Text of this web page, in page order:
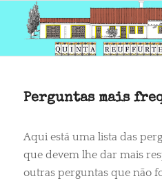
Perguntas mais
Aqui está uma lista das
que devem lhe dar mais
outras perguntas que não